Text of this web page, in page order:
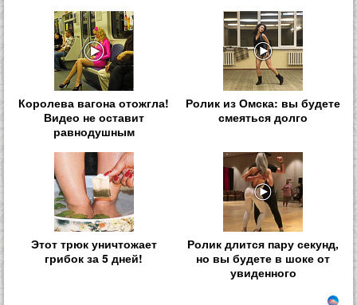
Королева вагона отожгла!
Видео не оставит
равнодушным
Ролик из Омска: вы будете
смеяться долго
Этот трюк уничтожает
грибок за 5 дней!
Ролик длится пару секунд,
но вы будете в шоке от
увиденного